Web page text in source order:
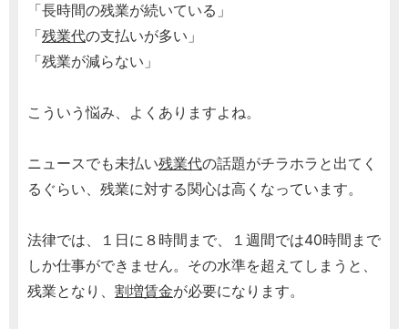
「長時間の残業が続いている」
「残業代の支払いが多い」
「残業が減らない」
こういう悩み、よくありますよね。
ニュースでも未払い残業代の話題がチラホラと出てく
るぐらい、残業に対する関心は高くなっています。
法律では、１日に８時間まで、１週間では40時間まで
しか仕事ができません。その水準を超えてしまうと、
残業となり、 割増賃金が必要になります。